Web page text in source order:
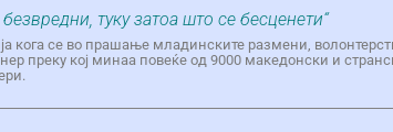
туку затоа што се бесценети“
кога се во прашање младинските размени,
преку кој минаа повеќе од 9000 македонски и